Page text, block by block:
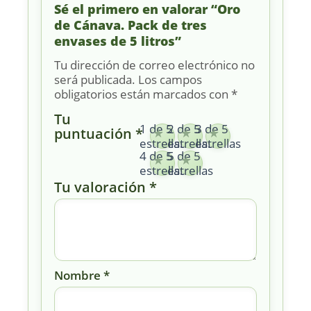
Sé el primero en valorar “Oro
de Cánava. Pack de tres
envases de 5 litros”
Tu dirección de correo electrónico no
será publicada. Los campos
obligatorios están marcados con *
Tu
puntuación *1 de 5
estrellas
2 de 5
estrellas
3 de 5
estrellas
4 de 5
estrellas
5 de 5
estrellas
Tu valoración *
Nombre *